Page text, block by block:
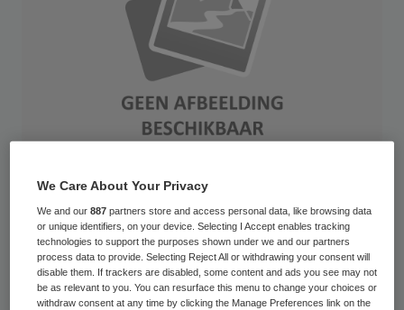
Cliënten van de Zonnehuizen moeten
noodgedwongen achter aansluiten in de rij
van schuldeisers van de failliete ggz-
instelling. De curator heeft beslag laten
We Care About Your Privacy
We and our887 partners store and access personal data, like browsing data
or unique identifiers, on your device. Selecting I Accept enables tracking
technologies to support the purposes shown under we and our partners
process data to provide. Selecting Reject All or withdrawing your consent will
disable them. If trackers are disabled, some content and ads you see may not
be as relevant to you. You can resurface this menu to change your choices or
withdraw consent at any time by clicking the Manage Preferences link on the